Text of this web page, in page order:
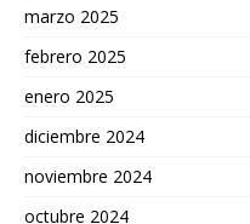
marzo 2025
febrero 2025
enero 2025
diciembre 2024
noviembre 2024
octubre 2024